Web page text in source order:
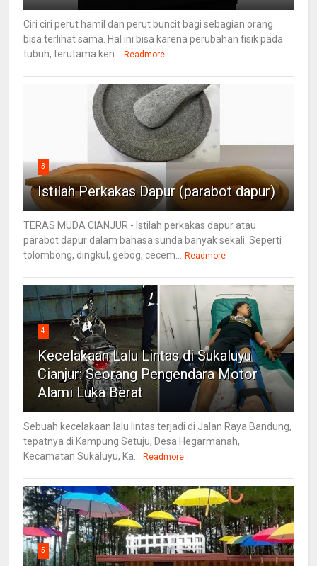
Ciri ciri perut hamil dan perut buncit bagi sebagian orang
bisa terlihat sama. Hal ini bisa karena perubahan fisik pada
tubuh, terutama ken...
Readmore
3
Istilah Perkakas Dapur (parabot dapur)
TERAS MUDA CIANJUR - Istilah perkakas dapur atau
parabot dapur dalam bahasa sunda banyak sekali. Seperti
tolombong, dingkul, gebog, cecem...
Readmore
4
Kecelakaan Lalu Lintas di Sukaluyu
Cianjur: Seorang Pengendara Motor
Alami Luka Berat
Sebuah kecelakaan lalu lintas terjadi di Jalan Raya Bandung,
tepatnya di Kampung Setuju, Desa Hegarmanah,
Kecamatan Sukaluyu, Ka...
Readmore
5